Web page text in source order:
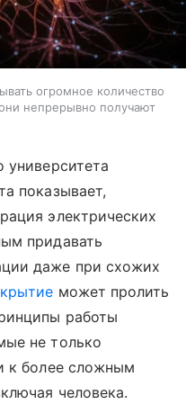
огромное количество
непрерывно получают
университета
показывает,
электрических
придавать
даже при схожих
может пролить
работы
не только
к более сложным
человека.